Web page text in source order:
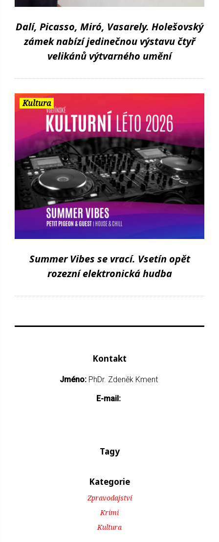
Dalí, Picasso, Miró, Vasarely. Holešovský
zámek nabízí jedinečnou výstavu čtyř
velikánů výtvarného umění
Kultura
Summer Vibes se vrací. Vsetín opět
rozezní elektronická hudba
Kontakt
Jméno: PhDr. Zdeněk Kment
E-mail:
Tagy
Kategorie
Zpravodajství
Krimi
Kultura